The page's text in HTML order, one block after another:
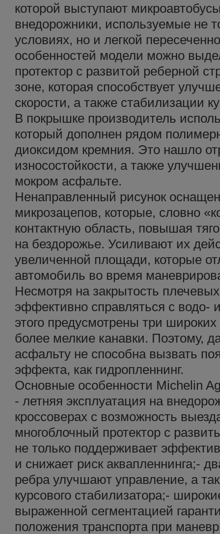
которой выступают
внедорожники, используемые не
условиях, но и легкой
особенностей модели можно
протектор с развитой реберной
зоне, которая способствует
скорости, а также стабилизации
В покрышке производитель
который дополнен рядом
диоксидом кремния. Это нашло
износостойкости, а также
мокром асфальте.
Ненаправленный рисунок
микрозацепов, которые, словно
контактную область, повышая
на бездорожье. Усиливают их
увеличенной площади, которые
автомобиль во время
Несмотря на закрытость
эффективно справляться с водо-
этого предусмотрены три
более мелкие канавки. Поэтому,
асфальту не способна вызвать
эффекта, как гидропленнинг.
Основные особенности Michelin
- летняя эксплуатация на
кроссоверах с возможность
многоблочный протектор с
не только поддерживает
и снижает риск аквапленнинга;-
ребра улучшают управление, а
курсового стабилизатора;-
выраженной сегментацией
положения транспорта при